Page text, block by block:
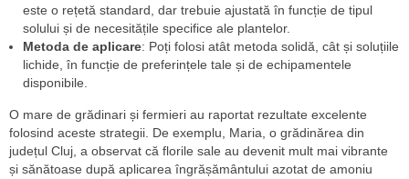
este o rețetă standard, dar trebuie ajustată în funcție de tipul
solului și de necesitățile specifice ale plantelor.
Metoda de aplicare: Poți folosi atât metoda solidă, cât și soluțiile
lichide, în funcție de preferințele tale și de echipamentele
disponibile.
O mare de grădinari și fermieri au raportat rezultate excelente
folosind aceste strategii. De exemplu, Maria, o grădinărea din
județul Cluj, a observat că florile sale au devenit mult mai vibrante
și sănătoase după aplicarea îngrășământului azotat de amoniu